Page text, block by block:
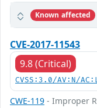
Known affected
CVE-2017-11543
9.8 (Critical)
CVSS:3.0/AV:N/
CWE-119 - Improper